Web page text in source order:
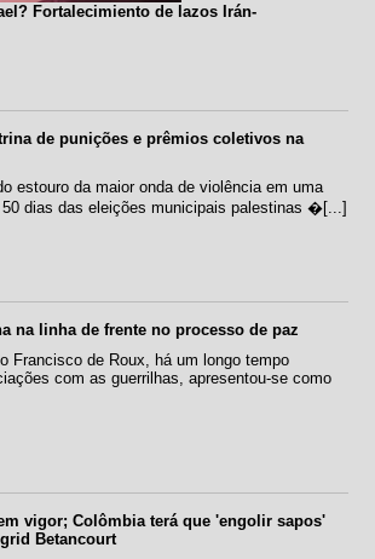
Fortalecimiento de lazos Irán-
de punições e prêmios coletivos na
estouro da maior onda de violência em uma
50 dias das eleições municipais palestinas �[...]
na linha de frente no processo de paz
Francisco de Roux, há um longo tempo
com as guerrilhas, apresentou-se como
vigor; Colômbia terá que 'engolir sapos'
Betancourt